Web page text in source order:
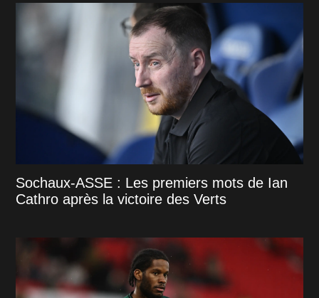
Sochaux-ASSE : Les premiers mots de Ian
Cathro après la victoire des Verts